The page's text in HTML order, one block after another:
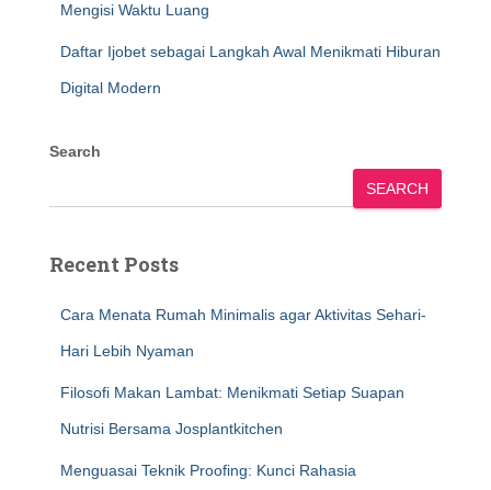
Mengisi Waktu Luang
Daftar Ijobet sebagai Langkah Awal Menikmati Hiburan
Digital Modern
Search
SEARCH
Recent Posts
Cara Menata Rumah Minimalis agar Aktivitas Sehari-
Hari Lebih Nyaman
Filosofi Makan Lambat: Menikmati Setiap Suapan
Nutrisi Bersama Josplantkitchen
Menguasai Teknik Proofing: Kunci Rahasia